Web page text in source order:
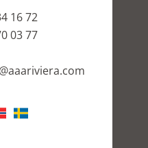
16 72
03 77